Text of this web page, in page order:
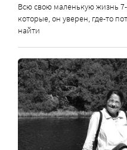
Всю свою маленькую жизнь
которые, он уверен, где-то
найти